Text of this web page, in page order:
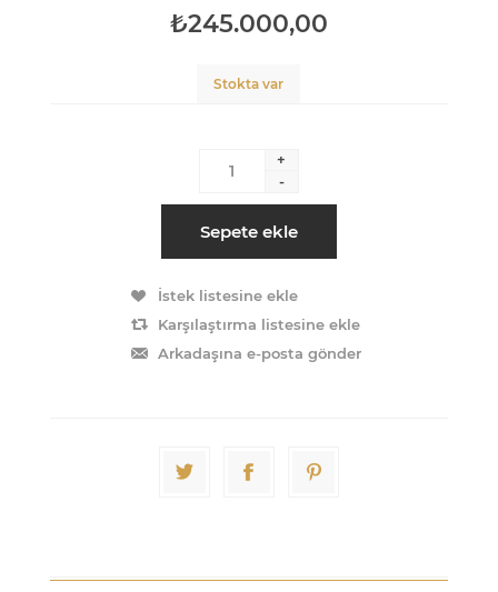
₺245.000,00
Stokta var
+
-
Sepete ekle
İstek listesine ekle
Karşılaştırma listesine ekle
Arkadaşına e-posta gönder